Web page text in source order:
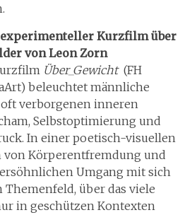
experimenteller Kurzfilm über
von Leon Zorn
Über_Gewicht(FH
beleuchtet männliche
verborgenen inneren
Selbstoptimierung und
In einer poetisch-visuellen
von Körperentfremdung und
Umgang mit sich
über das viele
in geschützen Kontexten